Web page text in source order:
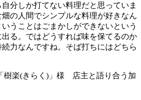
分しか打てない料理だと思っていま
の人間でシンプルな料理が好きなん
うことはごまかしができないという
る。ではどうすれば味を保てるのか
力なんですね。そば打ちにはどちら